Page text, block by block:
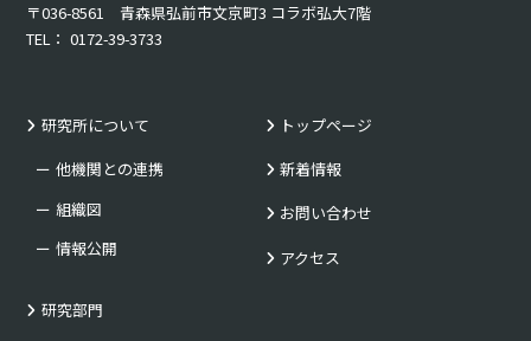
〒036-8561 青森県弘前市文京町3 コラボ弘大7階
TEL： 0172-39-3733
研究所について
他機関との連携
組織図
情報公開
研究部門
トップページ
新着情報
お問い合わせ
アクセス